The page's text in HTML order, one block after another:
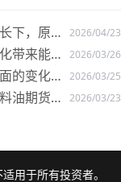
下，原油
2026/04/23
带来能源
2026/03/26
的变化，
2026/03/25
油期货持
2026/03/23
用于所有投资者。